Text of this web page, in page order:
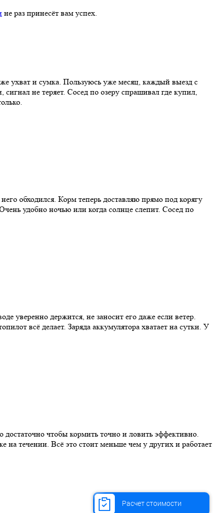
не раз принесёт вам успех.
ухват и сумка. Пользуюсь уже месяц, каждый выезд с
не теряет. Сосед по озеру спрашивал где купил,
обходился. Корм теперь доставляю прямо под корягу
удобно ночью или когда солнце слепит. Сосед по
уверенно держится, не заносит его даже если ветер.
всё делает. Заряда аккумулятора хватает на сутки. У
чтобы кормить точно и ловить эффективно.
на течении. Всё это стоит меньше чем у других и работает
Расчет стоимости